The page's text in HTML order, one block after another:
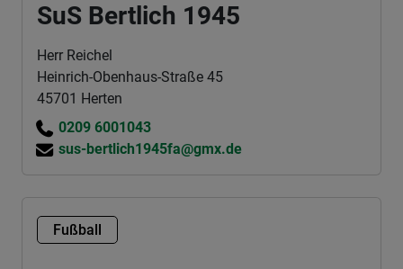
SuS Bertlich 1945
Herr Reichel
Heinrich-Obenhaus-Straße 45
45701 Herten
0209 6001043
sus-bertlich1945fa@gmx.de
Fußball